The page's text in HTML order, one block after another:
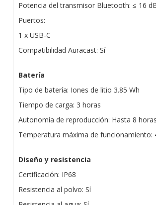
Potencia del transmisor Bluetooth: ≤ 16
Puertos:
1 x USB-C
Compatibilidad Auracast: Sí
Batería
Tipo de batería: Iones de litio 3.85 Wh
Tiempo de carga: 3 horas
Autonomía de reproducción: Hasta 8 horas
Temperatura máxima de funcionamiento:
Diseño y resistencia
Certificación: IP68
Resistencia al polvo: Sí